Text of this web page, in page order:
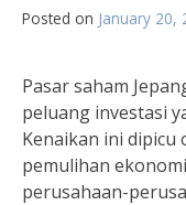
Posted on January 20,
Pasar saham
peluang investasi
Kenaikan ini dipicu
pemulihan
perusahaan-